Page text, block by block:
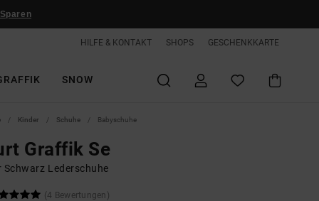
HILFE & KONTAKT SHOPS GESCHENKKARTE
SNOW
Kinder Schuhe Babyschuhe
Graffik Se
Schwarz Lederschuhe
(4 Bewertungen)